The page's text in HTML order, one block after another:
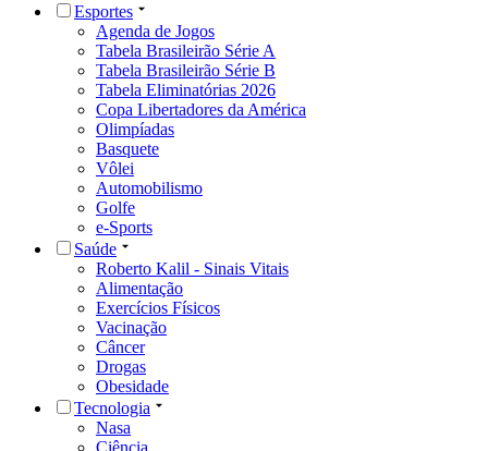
Esportes
Agenda de Jogos
Tabela Brasileirão Série A
Tabela Brasileirão Série B
Tabela Eliminatórias 2026
Copa Libertadores da América
Olimpíadas
Basquete
Vôlei
Automobilismo
Golfe
e-Sports
Saúde
Roberto Kalil - Sinais Vitais
Alimentação
Exercícios Físicos
Vacinação
Câncer
Drogas
Obesidade
Tecnologia
Nasa
Ciência